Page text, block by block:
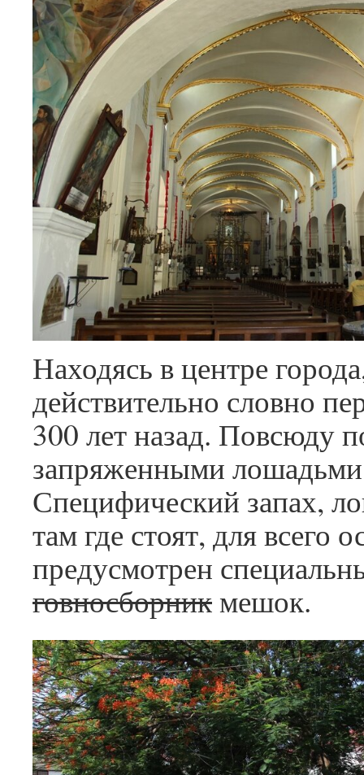
Находясь в центре
действительно словно
300 лет назад. Повсюду
запряженными
Специфический запах,
там где стоят, для всего
предусмотрен
говносборникмешок.